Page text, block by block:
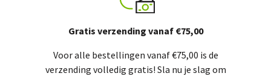
Gratis verzending vanaf €75,00
Voor alle bestellingen vanaf €75,00 is de
verzending volledig gratis! Sla nu je slag om